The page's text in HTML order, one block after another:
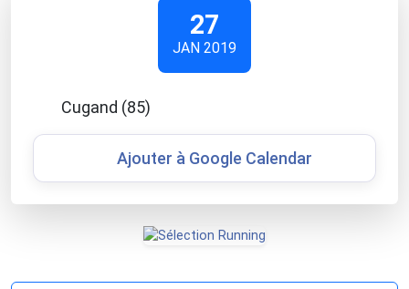
27
JAN 2019
Cugand (85)
Ajouter à Google Calendar